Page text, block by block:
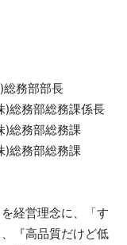
務部部長
務部総務課係長
務部総務課
総務部総務課
経営理念に、「す
『高品質だけど低